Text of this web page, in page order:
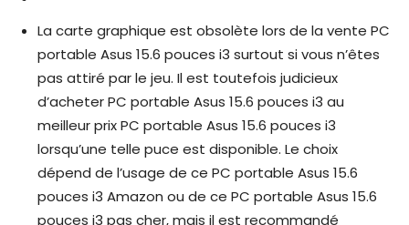
La carte graphique est obsolète lors de la vente PC
portable Asus 15.6 pouces i3 surtout si vous n’êtes
pas attiré par le jeu. Il est toutefois judicieux
d’acheter PC portable Asus 15.6 pouces i3 au
meilleur prix PC portable Asus 15.6 pouces i3
lorsqu’une telle puce est disponible. Le choix
dépend de l’usage de ce PC portable Asus 15.6
pouces i3 Amazon ou de ce PC portable Asus 15.6
pouces i3 pas cher, mais il est recommandé